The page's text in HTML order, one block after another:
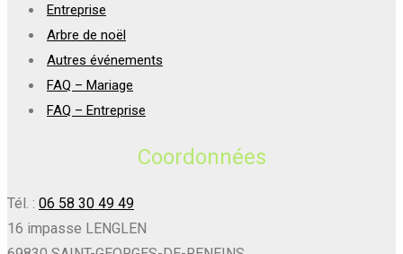
Entreprise
Arbre de noël
Autres événements
FAQ – Mariage
FAQ – Entreprise
Coordonnées
Tél. : 06 58 30 49 49
16 impasse LENGLEN